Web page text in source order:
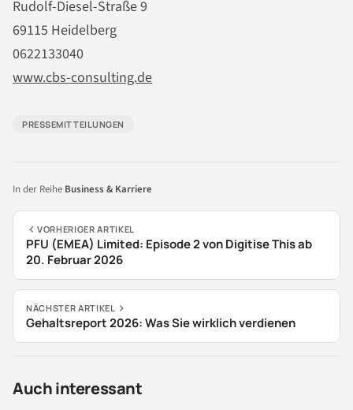
Rudolf-Diesel-Straße 9
69115 Heidelberg
0622133040
www.cbs-consulting.de
PRESSEMITTEILUNGEN
In der Reihe Business & Karriere
VORHERIGER ARTIKEL
PFU (EMEA) Limited: Episode 2 von Digitise This ab
20. Februar 2026
NÄCHSTER ARTIKEL
Gehaltsreport 2026: Was Sie wirklich verdienen
Auch interessant